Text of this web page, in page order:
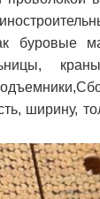
ширину,